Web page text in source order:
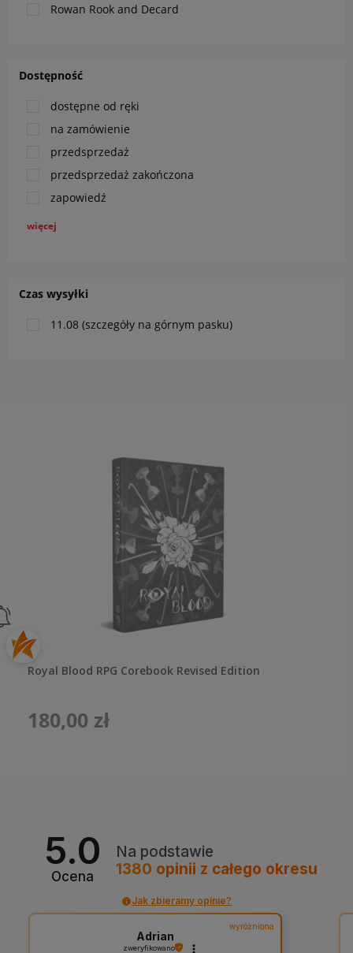
Rowan Rook and Decard
Dostępność
dostępne od ręki
na zamówienie
przedsprzedaż
przedsprzedaż zakończona
zapowiedź
więcej
Czas wysyłki
11.08 (szczegóły na górnym pasku)
Royal Blood RPG Corebook Revised Edition
180,00 zł
5.0
Ocena
Na podstawie
1380 opinii z całego okresu
Jak zbieramy opinie?
wyróżniona
Adrian
zweryfikowano